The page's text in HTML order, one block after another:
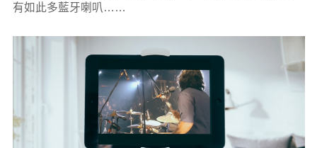
有如此多藍牙喇叭……